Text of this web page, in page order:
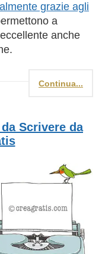
grazie agli
a
anche
Continua...
Scrivere da